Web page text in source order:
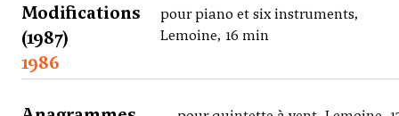
Modifications
(1987)
pour piano et six instruments,
Lemoine, 16 min
1986